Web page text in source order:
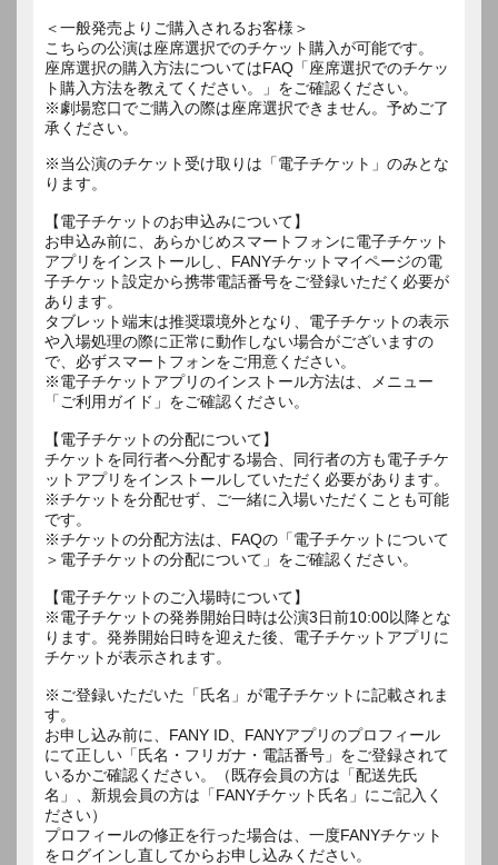
＜一般発売よりご購入されるお客様＞
こちらの公演は座席選択でのチケット購入が可能です。
座席選択の購入方法についてはFAQ「座席選択でのチケッ
ト購入方法を教えてください。」をご確認ください。
※劇場窓口でご購入の際は座席選択できません。予めご了
承ください。
※当公演のチケット受け取りは「電子チケット」のみとな
ります。
【電子チケットのお申込みについて】
お申込み前に、あらかじめスマートフォンに電子チケット
アプリをインストールし、FANYチケットマイページの電
子チケット設定から携帯電話番号をご登録いただく必要が
あります。
タブレット端末は推奨環境外となり、電子チケットの表示
や入場処理の際に正常に動作しない場合がございますの
で、必ずスマートフォンをご用意ください。
※電子チケットアプリのインストール方法は、メニュー
「ご利用ガイド」をご確認ください。
【電子チケットの分配について】
チケットを同行者へ分配する場合、同行者の方も電子チケ
ットアプリをインストールしていただく必要があります。
※チケットを分配せず、ご一緒に入場いただくことも可能
です。
※チケットの分配方法は、FAQの「電子チケットについて
＞電子チケットの分配について」をご確認ください。
【電子チケットのご入場時について】
※電子チケットの発券開始日時は公演3日前10:00以降とな
ります。発券開始日時を迎えた後、電子チケットアプリに
チケットが表示されます。
※ご登録いただいた「氏名」が電子チケットに記載されま
す。
お申し込み前に、FANY ID、FANYアプリのプロフィール
にて正しい「氏名・フリガナ・電話番号」をご登録されて
いるかご確認ください。（既存会員の方は「配送先氏
名」、新規会員の方は「FANYチケット氏名」にご記入く
ださい）
プロフィールの修正を行った場合は、一度FANYチケット
をログインし直してからお申し込みください。